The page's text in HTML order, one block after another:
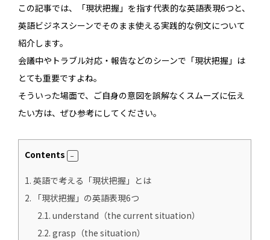
この記事では、「現状把握」を指す代表的な英語表現6つと、
英語ビジネスシーンでそのまま使える実践的な例文について
紹介します。
会議中やトラブル対応・報告などのシーンで「現状把握」は
とても重要ですよね。
そういった場面で、ご自身の意図を誤解なくスムーズに伝え
たい方は、ぜひ参考にしてください。
Contents
1. 英語で考える「現状把握」とは
2. 「現状把握」の英語表現6つ
2.1. understand（the current situation）
2.2. grasp（the situation）